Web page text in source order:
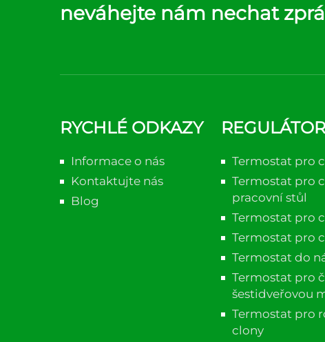
neváhejte nám nechat
RYCHLÉ ODKAZY
Informace o nás
Kontaktujte nás
Blog
Termostat pro
Termostat pro
pracovní stůl
Termostat pro
Termostat pro
Termostat do
Termostat pro
šestidveřovou
Termostat pro
clony